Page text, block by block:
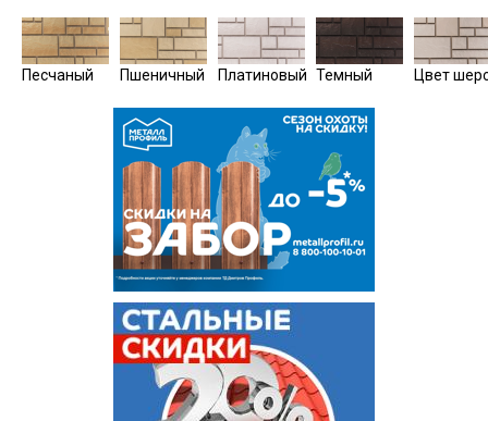
Песчаный Пшеничный Платиновый Темный Цвет